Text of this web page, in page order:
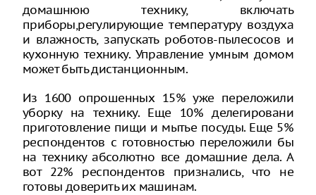
домашнюю технику, включать
приборы,регулирующие температуру воздуха
и влажность, запускать роботов-пылесосов и
кухонную технику. Управление умным домом
может быть дистанционным.
Из 1600 опрошенных 15% уже переложили
уборку на технику. Еще 10% делегировани
приготовление пищи и мытье посуды. Еще 5%
респондентов с готовностью переложили бы
на технику абсолютно все домашние дела. А
вот 22% респондентов признались, что не
готовы доверить их машинам.